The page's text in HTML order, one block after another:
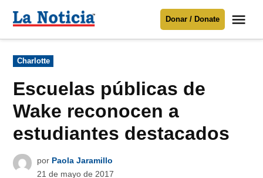
Para mantenerte informado necesitamos
Donar
contenido
Noticia
Donar / Donate
Publicado
en
Charlotte
Escuelas públicas de
Wake reconocen a
estudiantes destacados
por Paola Jaramillo
21 de mayo de 2017